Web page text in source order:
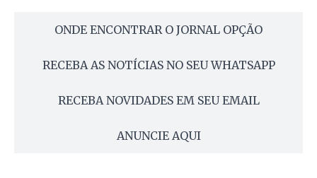
ONDE ENCONTRAR O JORNAL OPÇÃO
RECEBA AS NOTÍCIAS NO SEU WHATSAPP
RECEBA NOVIDADES EM SEU EMAIL
ANUNCIE AQUI